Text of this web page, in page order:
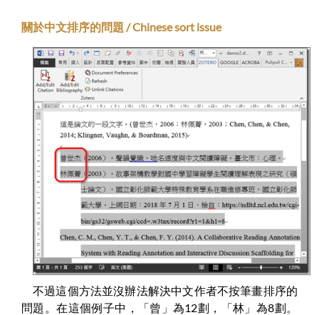
關於中文排序的問題 / Chinese sort issue
不過這個方法並沒辦法解決中文作者不按筆畫排序的
問題。在這個例子中，「曾」為12劃，「林」為8劃。